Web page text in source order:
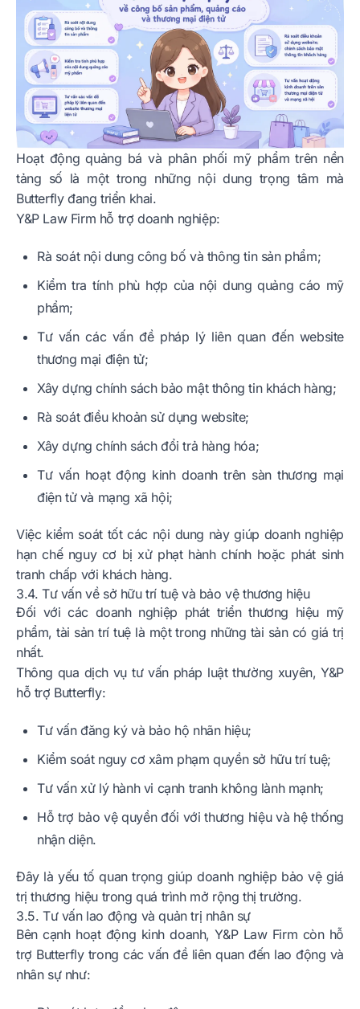
Hoạt động quảng bá và phân phối mỹ phẩm trên nền
tảng số là một trong những nội dung trọng tâm mà
Butterfly đang triển khai.
Y&P Law Firm hỗ trợ doanh nghiệp:
Rà soát nội dung công bố và thông tin sản phẩm;
Kiểm tra tính phù hợp của nội dung quảng cáo mỹ
phẩm;
Tư vấn các vấn đề pháp lý liên quan đến website
thương mại điện tử;
Xây dựng chính sách bảo mật thông tin khách hàng;
Rà soát điều khoản sử dụng website;
Xây dựng chính sách đổi trả hàng hóa;
Tư vấn hoạt động kinh doanh trên sàn thương mại
điện tử và mạng xã hội;
Việc kiểm soát tốt các nội dung này giúp doanh nghiệp
hạn chế nguy cơ bị xử phạt hành chính hoặc phát sinh
tranh chấp với khách hàng.
3.4. Tư vấn về sở hữu trí tuệ và bảo vệ thương hiệu
Đối với các doanh nghiệp phát triển thương hiệu mỹ
phẩm, tài sản trí tuệ là một trong những tài sản có giá trị
nhất.
Thông qua dịch vụ tư vấn pháp luật thường xuyên, Y&P
hỗ trợ Butterfly:
Tư vấn đăng ký và bảo hộ nhãn hiệu;
Kiểm soát nguy cơ xâm phạm quyền sở hữu trí tuệ;
Tư vấn xử lý hành vi cạnh tranh không lành mạnh;
Hỗ trợ bảo vệ quyền đối với thương hiệu và hệ thống
nhận diện.
Đây là yếu tố quan trọng giúp doanh nghiệp bảo vệ giá
trị thương hiệu trong quá trình mở rộng thị trường.
3.5. Tư vấn lao động và quản trị nhân sự
Bên cạnh hoạt động kinh doanh, Y&P Law Firm còn hỗ
trợ Butterfly trong các vấn đề liên quan đến lao động và
nhân sự như: